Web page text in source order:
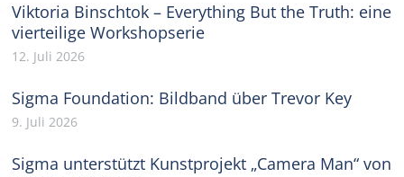
Viktoria Binschtok – Everything But the Truth: eine
vierteilige Workshopserie
12. Juli 2026
Sigma Foundation: Bildband über Trevor Key
9. Juli 2026
Sigma unterstützt Kunstprojekt „Camera Man“ von